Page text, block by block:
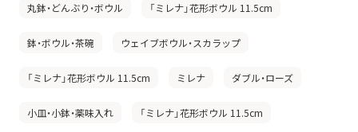
丸鉢・どんぶり・ボウル 「ミレナ」花形ボウル 11.5cm
鉢・ボウル・茶碗 ウェイブボウル・スカラップ
「ミレナ」花形ボウル 11.5cm ミレナ ダブル・ローズ
小皿・小鉢・薬味入れ 「ミレナ」花形ボウル 11.5cm